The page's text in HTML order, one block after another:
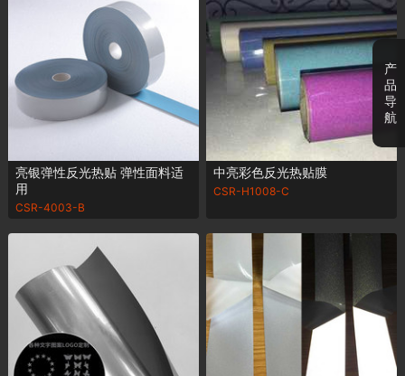
亮银弹性反光热贴 弹性面料适
用
CSR-4003-B
中亮彩色反光热贴膜
CSR-H1008-C
产
品
导
航